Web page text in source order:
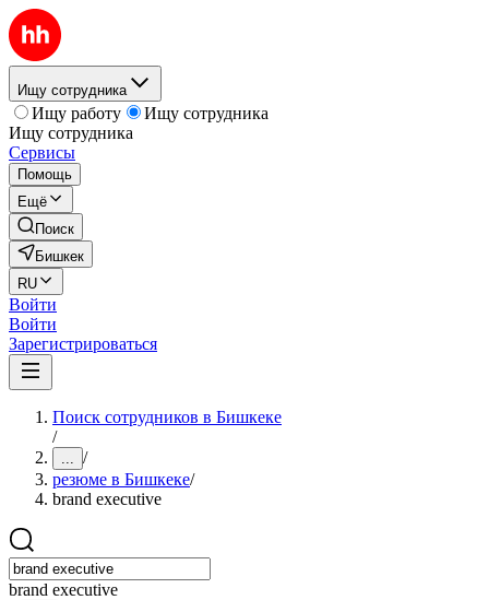
Ищу сотрудника
Ищу работу
Ищу сотрудника
Ищу сотрудника
Сервисы
Помощь
Ещё
Поиск
Бишкек
RU
Войти
Войти
Зарегистрироваться
Поиск сотрудников в Бишкеке
/
... /
резюме в Бишкеке/
brand executive
brand executive